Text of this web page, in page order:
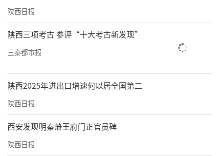
陕西日报
陕西三项考古 参评“十大考古新发现”
三秦都市报
陕西2025年进出口增速何以居全国第二
陕西日报
西安发现明秦藩王府门正官员碑
陕西日报